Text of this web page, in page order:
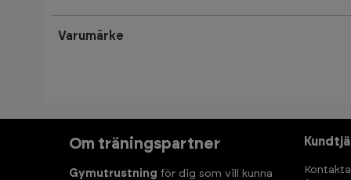
Varumärke
Om träningspartner
Gymutrustning för dig som vill kunna